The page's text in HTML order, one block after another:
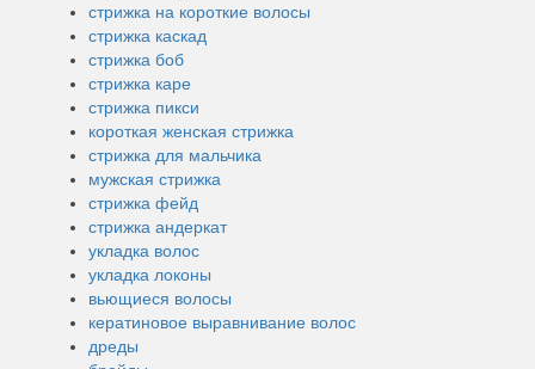
стрижка на короткие волосы
стрижка каскад
стрижка боб
стрижка каре
стрижка пикси
короткая женская стрижка
стрижка для мальчика
мужская стрижка
стрижка фейд
стрижка андеркат
укладка волос
укладка локоны
вьющиеся волосы
кератиновое выравнивание волос
дреды